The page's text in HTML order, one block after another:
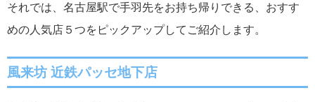
それでは、名古屋駅で手羽先をお持ち帰りできる、おすす
めの人気店５つをピックアップしてご紹介します。
風来坊 近鉄パッセ地下店